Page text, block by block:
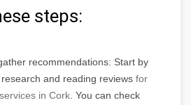
steps:
recommendations: Start by
and reading reviews for
in Cork . You can check